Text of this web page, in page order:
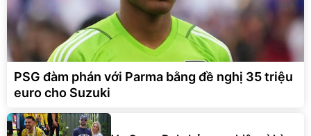
PSG đàm phán với Parma bằng đề nghị 35 triệu
euro cho Suzuki